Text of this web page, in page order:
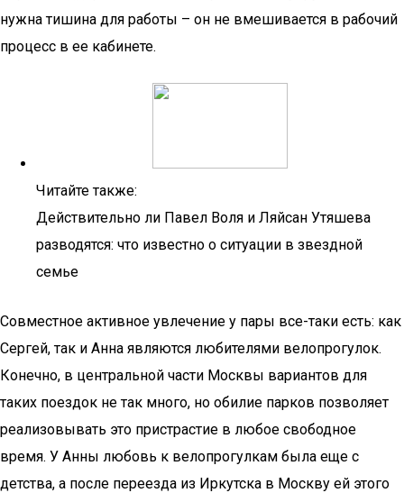
нужна тишина для работы – он не вмешивается в рабочий
процесс в ее кабинете.
Читайте также:
Действительно ли Павел Воля и Ляйсан Утяшева
разводятся: что известно о ситуации в звездной
семье
Совместное активное увлечение у пары все-таки есть: как
Сергей, так и Анна являются любителями велопрогулок.
Конечно, в центральной части Москвы вариантов для
таких поездок не так много, но обилие парков позволяет
реализовывать это пристрастие в любое свободное
время. У Анны любовь к велопрогулкам была еще с
детства, а после переезда из Иркутска в Москву ей этого